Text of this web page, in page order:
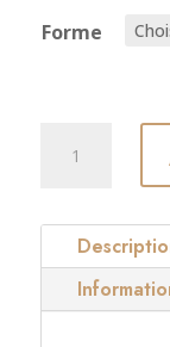
Forme
Seins
(modèle